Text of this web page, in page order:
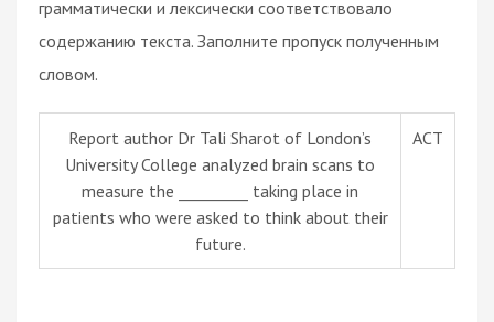
грамматически и лексически соответствовало
содержанию текста. Заполните пропуск полученным
словом.
Report author Dr Tali Sharot of London’s
University College analyzed brain scans to
measure the _________ taking place in
patients who were asked to think about their
future.
ACT